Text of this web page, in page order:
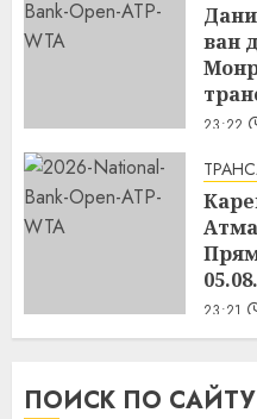
ван
23:22
23:21
ПОИСК ПО САЙТУ